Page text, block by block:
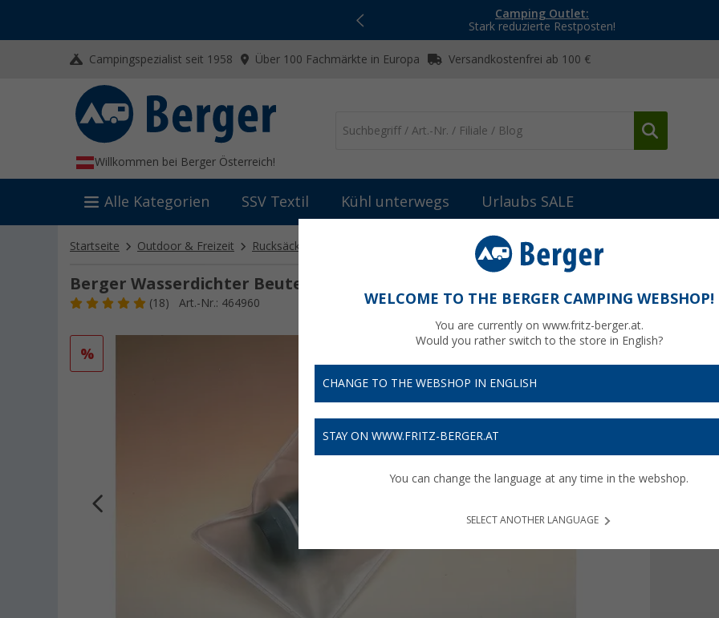
Camping Outlet:
Stark reduzierte Restposten!
Campingspezialist seit 1958 Über 100 Fachmärkte in Europa Versandkostenfrei ab 100 €
Willkommen bei Berger Österreich!
Alle Kategorien SSV Textil Kühl unterwegs Urlaubs SALE
Startseite Outdoor & Freizeit Rucksäcke & Taschen Wasserdichte Taschen & Beutel Berger Wasserdichter Beutel
Berger Wasserdichter Beutel M
(18) Art.-Nr.: 464960
%
Bis zu
WELCOME TO THE BERGER CAMPING WEBSHOP!
You are currently on www.fritz-berger.at.
Would you rather switch to the store in English?
CHANGE TO THE WEBSHOP IN ENGLISH
STAY ON WWW.FRITZ-BERGER.AT
You can change the language at any time in the webshop.
SELECT ANOTHER LANGUAGE